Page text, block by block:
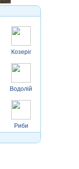
Козеріг
Водолій
Риби